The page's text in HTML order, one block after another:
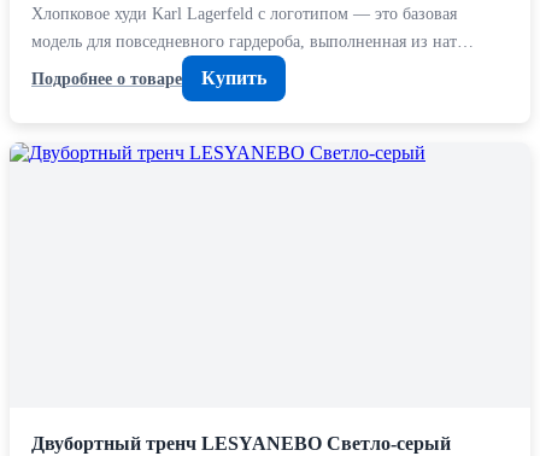
Хлопковое худи Karl Lagerfeld с логотипом — это базовая
модель для повседневного гардероба, выполненная из нат…
Подробнее о товаре
Купить
Двубортный тренч LESYANEBO Светло-серый